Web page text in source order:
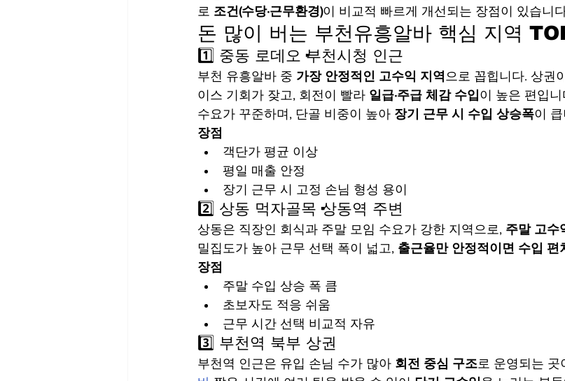
로 조건(수당·근무환경)이 비교적 빠르게 개선되는 장점이 있습니
돈 많이 버는 부천유흥알바 핵심 지역
1️⃣ 중동 로데오·부천시청 인근
부천 유흥알바 중 가장 안정적인 고수익 지역 으로 꼽힙니다. 상권
이스 기회가 잦고, 회전이 빨라 일급·주급 체감 수입이 높은 편입니
수요가 꾸준하며, 단골 비중이 높아 장기 근무 시 수입 상승폭이
장점
객단가 평균 이상
평일 매출 안정
장기 근무 시 고정 손님 형성 용이
2️⃣ 상동 먹자골목·상동역 주변
상동은 직장인 회식과 주말 모임 수요가 강한 지역으로, 주말 고수
밀집도가 높아 근무 선택 폭이 넓고, 출근율만 안정적이면 수입 편
장점
주말 수입 상승 폭 큼
초보자도 적응 쉬움
근무 시간 선택 비교적 자유
3️⃣ 부천역 북부 상권
부천역 인근은 유입 손님 수가 많아 회전 중심 구조로 운영되는